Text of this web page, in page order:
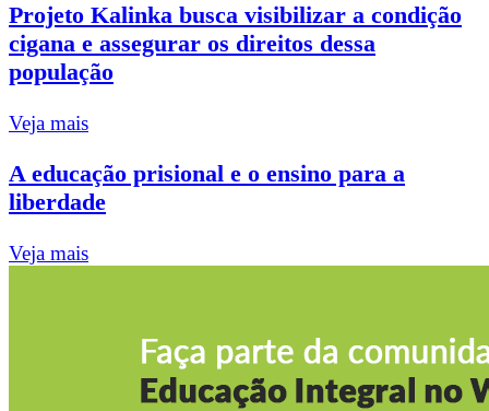
Projeto Kalinka busca visibilizar a condição
cigana e assegurar os direitos dessa
população
Veja mais
A educação prisional e o ensino para a
liberdade
Veja mais